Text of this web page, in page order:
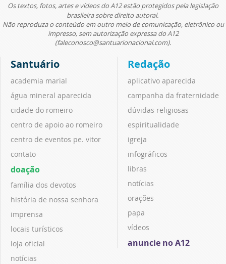
Os textos, fotos, artes e vídeos do A12 estão protegidos pela legislação
brasileira sobre direito autoral.
Não reproduza o conteúdo em outro meio de comunicação, eletrônico ou
impresso, sem autorização expressa do A12
(faleconosco@santuarionacional.com).
Santuário
academia marial
água mineral aparecida
cidade do romeiro
centro de apoio ao romeiro
centro de eventos pe. vitor
contato
doação
família dos devotos
história de nossa senhora
imprensa
locais turísticos
loja oficial
notícias
Redação
aplicativo aparecida
campanha da fraternidade
dúvidas religiosas
espiritualidade
igreja
infográficos
libras
notícias
orações
papa
vídeos
anuncie no A12